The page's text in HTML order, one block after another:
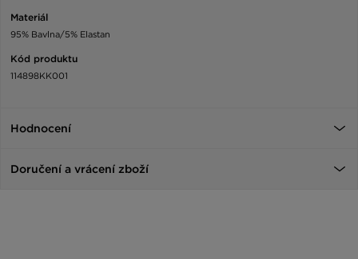
Materiál
95% Bavlna/5% Elastan
Kód produktu
114898KK001
Hodnocení
Doručení a vrácení zboží